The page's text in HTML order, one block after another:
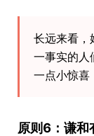
长远来看，
一事实的人
一点小惊喜
原则6：谦和